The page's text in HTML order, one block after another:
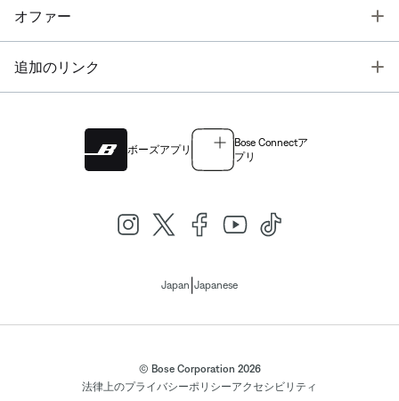
オファー
追加のリンク
ボーズアプリ
Bose Connectア
プリ
Japan Japanese
© Bose Corporation 2026
法律上のプライバシーポリシーアクセシビリティ